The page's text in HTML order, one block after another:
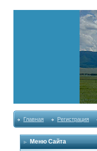
Главная Регистрация
Меню Сайта